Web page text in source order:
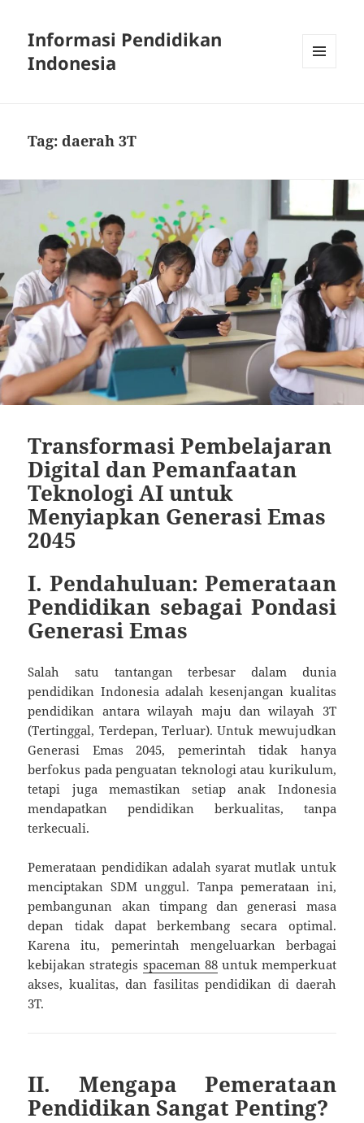
Informasi Pendidikan
Indonesia
Tag:daerah 3T
Transformasi Pembelajaran
Digital dan Pemanfaatan
Teknologi AI untuk
Menyiapkan Generasi Emas
2045
I. Pendahuluan: Pemerataan
Pendidikan sebagai Pondasi
Generasi Emas
Salah satu tantangan terbesar dalam dunia
pendidikan Indonesia adalah kesenjangan kualitas
pendidikan antara wilayah maju dan wilayah 3T
(Tertinggal, Terdepan, Terluar). Untuk mewujudkan
Generasi Emas 2045, pemerintah tidak hanya
berfokus pada penguatan teknologi atau kurikulum,
tetapi juga memastikan setiap anak Indonesia
mendapatkan pendidikan berkualitas, tanpa
terkecuali.
Pemerataan pendidikan adalah syarat mutlak untuk
menciptakan SDM unggul. Tanpa pemerataan ini,
pembangunan akan timpang dan generasi masa
depan tidak dapat berkembang secara optimal.
Karena itu, pemerintah mengeluarkan berbagai
kebijakan strategis spaceman 88untuk memperkuat
akses, kualitas, dan fasilitas pendidikan di daerah
3T.
II. Mengapa Pemerataan
Pendidikan Sangat Penting?